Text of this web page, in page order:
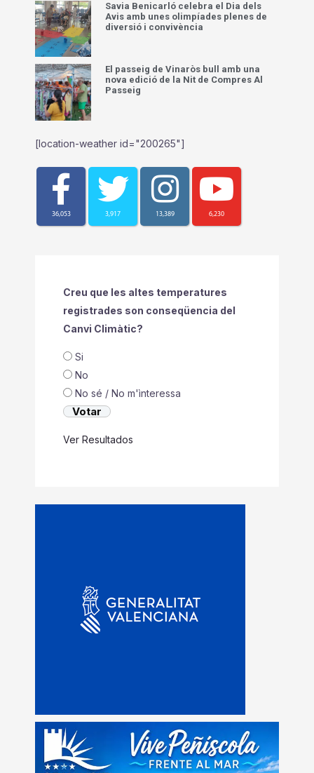
Savia Benicarló celebra el Dia dels
Avis amb unes olimpíades plenes de
diversió i convivència
El passeig de Vinaròs bull amb una
nova edició de la Nit de Compres Al
Passeig
[location-weather id="200265"]
36,053 3,917 13,389 6,230
Creu que les altes temperatures
registrades son conseqüencia del
Canvi Climàtic?
Si
No
No sé / No m'ìnteressa
Ver Resultados